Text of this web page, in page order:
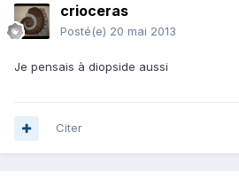
crioceras
Posté(e) 20 mai 2013
Je pensais à diopside aussi
Citer